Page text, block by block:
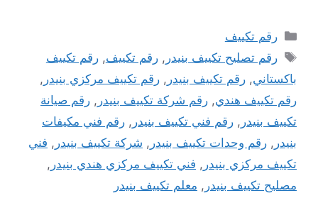
التصنيفات
رقم تكييف
الوسوم
رقم تصليح تكييف بنيدر ,رقم تكييف,رقم تكييف
باكستاني, رقم تكييف بنيدر , رقم تكييف مركزي بنيدر ,
رقم تكييف هندي, رقم شركة تكييف بنيدر , رقم صيانة
تكييف بنيدر , رقم فني تكييف بنيدر , رقم فني مكيفات
بنيدر , رقم وحدات تكييف بنيدر , شركة تكييف بنيدر , فني
تكييف مركزي بنيدر , فني تكييف مركزي هندي بنيدر ,
مصليح تكييف بنيدر , معلم تكييف بنيدر